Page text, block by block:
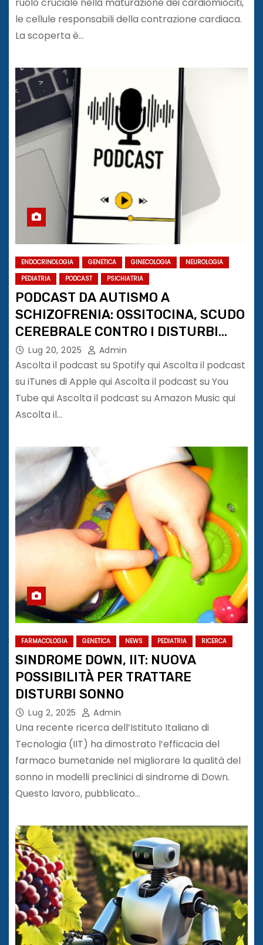
le cellule responsabili della contrazione cardiaca.
La scoperta è…
ENDOCRINOLOGIA GENETICA GINECOLOGIA
NEUROLOGIA
PEDIATRIA
PODCAST PSICHIATRIA
PODCAST DA AUTISMO A
SCHIZOFRENIA: OSSITOCINA, SCUDO
CEREBRALE CONTRO I DISTURBI
NEUROPSICHIATRICI
Lug 20, 2025 Admin
Ascolta il podcast su Spotify qui Ascolta il podcast
su iTunes di Apple qui Ascolta il podcast su You
Tube qui Ascolta il podcast su Amazon Music qui
Ascolta il…
FARMACOLOGIA GENETICA NEWS PEDIATRIA RICERCA
SINDROME DOWN, IIT: NUOVA
POSSIBILITÀ PER TRATTARE
DISTURBI SONNO
Lug 2, 2025 Admin
Una recente ricerca dell’Istituto Italiano di
Tecnologia (IIT) ha dimostrato l’efficacia del
farmaco bumetanide nel migliorare la qualità del
sonno in modelli preclinici di sindrome di Down.
Questo lavoro, pubblicato…